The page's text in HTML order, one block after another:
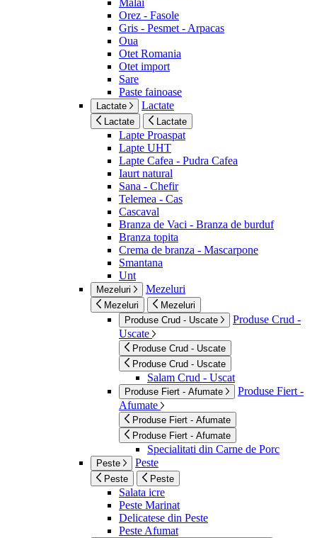
Malai
Orez - Fasole
Gris - Pesmet - Arpacas
Oua
Otet Romania
Otet import
Sare
Paste fainoase
Lactate Lactate
Lactate Lactate
Lapte Proaspat
Lapte UHT
Lapte Cafea - Pudra Cafea
Iaurt natural
Sana - Chefir
Telemea - Cas
Cascaval
Branza de Vaci - Branza de burduf
Branza topita
Crema de branza - Mascarpone
Smantana
Unt
Mezeluri Mezeluri
Mezeluri
Mezeluri
Produse Crud - Uscate
Produse Crud -
Uscate
Produse Crud - Uscate
Produse Crud - Uscate
Salam Crud - Uscat
Produse Fiert - Afumate
Produse Fiert -
Afumate
Produse Fiert - Afumate
Produse Fiert - Afumate
Specialitati din Carne de Porc
Peste Peste
Peste Peste
Salata icre
Peste Marinat
Delicatese din Peste
Peste Afumat